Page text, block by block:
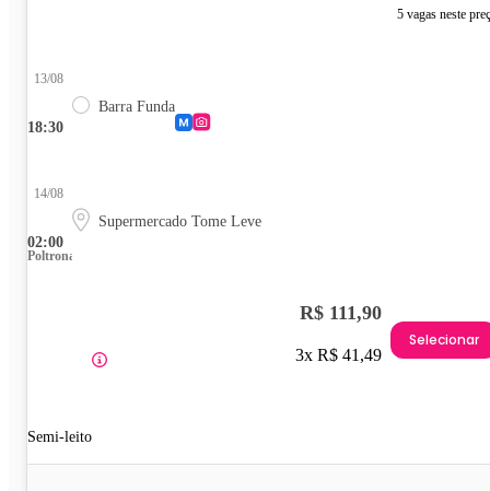
5 vagas neste
18:30
13/08
Barra Funda
02:00
14/08
Supermercado Tome Leve
Poltrona
Semi-leito
R$ 111,90
3x R$ 41,49
Selecionar